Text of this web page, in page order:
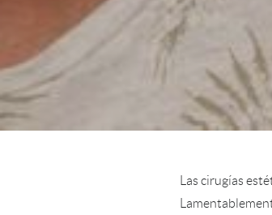
Las cirugías